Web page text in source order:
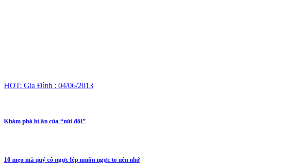
HOT: Gia Đình : 04/06/2013
Khám phá bí ẩn của “núi đôi”
10 mẹo mà quý cô ngực lép muốn ngực to nên nhớ